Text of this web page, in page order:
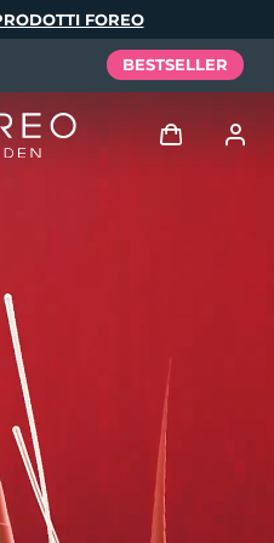
FOREO
BESTSELLER
I miei ordini
I miei indirizzi
I miei abbonamenti
Elixir
Русский
繁體中文